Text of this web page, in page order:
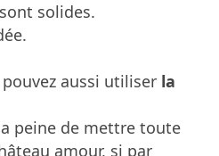
solides.
aussi utiliser la
peine de mettre toute
amour, si par